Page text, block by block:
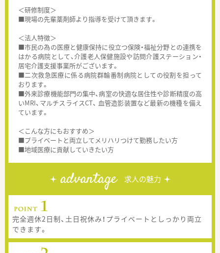
＜研修制度＞
■現場の先輩薬剤師より指導を受けて頂きます。
＜法人特徴＞
■市民の為の医療と健康保持に役立つ保険・福祉分野との連携を
はかる病院として、介護老人保健施設や訪問介護ステーション・
居宅介護支援事業所がございます。
■二次救急医療に係る病院群輪番制病院としての役割を担って
おります。
■外来診療機能部門の集中、病室の快適な居住性や診断精度の高
いMRI、マルチスライスCT、 血管造影装置など最新の機種を備え
ています。
＜こんな方にもおすすめ＞
■プライベートと両立してメリハリつけて勤務したい方
■地域医療に貢献していきたい方
advantage 求人の魅力
完全週休2日制、土日祝休み！プライベートとしっかり両立
できます。